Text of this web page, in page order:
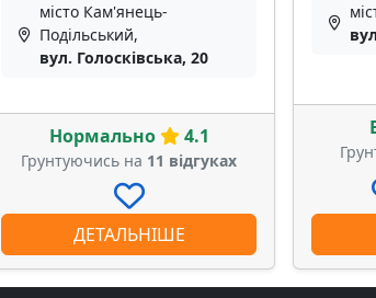
місто Кам'янець-
Подільський,
вул. Голосківська, 20
Нормально 4.1
Грунтуючись на 11 відгуках
ДЕТАЛЬНІШЕ